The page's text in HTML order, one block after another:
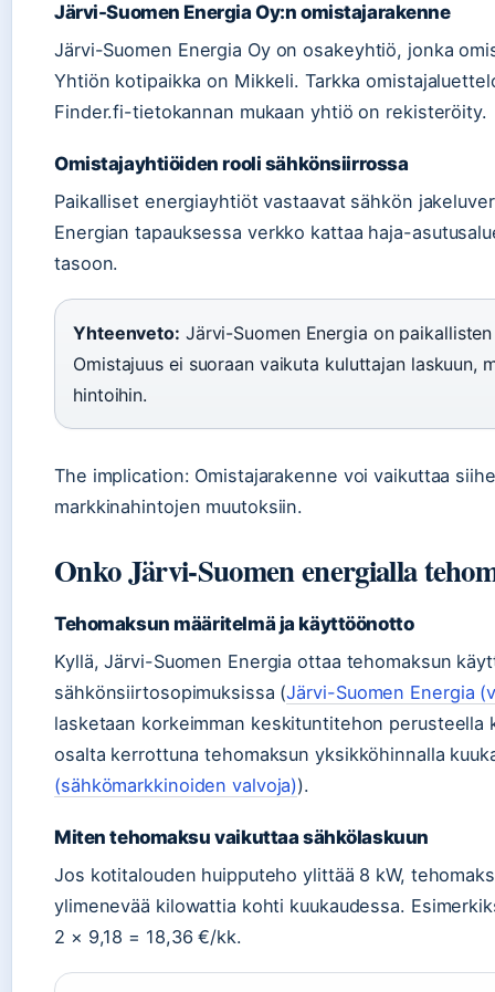
Järvi-Suomen Energia Oy:n omistajarakenne
Järvi-Suomen Energia Oy on osakeyhtiö, jonka
Yhtiön kotipaikka on Mikkeli. Tarkka
Finder.fi-tietokannan mukaan yhtiö on rekisteröity.
Omistajayhtiöiden rooli sähkönsiirrossa
Paikalliset energiayhtiöt vastaavat sähkön
Energian tapauksessa verkko kattaa haja-
tasoon.
Yhteenveto: Järvi-Suomen Energia on
Omistajuus ei suoraan vaikuta kuluttajan laskuun,
hintoihin.
The implication: Omistajarakenne voi vaikuttaa
markkinahintojen muutoksiin.
Onko Järvi-Suomen energialla
Tehomaksun määritelmä ja käyttöönotto
Kyllä, Järvi-Suomen Energia ottaa tehomaksun
sähkönsiirtosopimuksissa (Järvi-Suomen Energia
lasketaan korkeimman keskituntitehon
osalta kerrottuna tehomaksun yksikköhinnalla
(sähkömarkkinoiden valvoja)).
Miten tehomaksu vaikuttaa sähkölaskuun
Jos kotitalouden huipputeho ylittää 8 kW,
ylimenevää kilowattia kohti kuukaudessa.
2 × 9,18 = 18,36 €/kk.